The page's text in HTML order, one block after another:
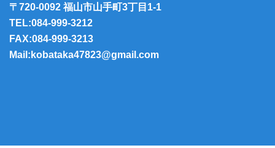
〒720-0092 福山市山手町3丁目1-1
TEL:084-999-3212
FAX:084-999-3213
Mail:kobataka47823@gmail.com